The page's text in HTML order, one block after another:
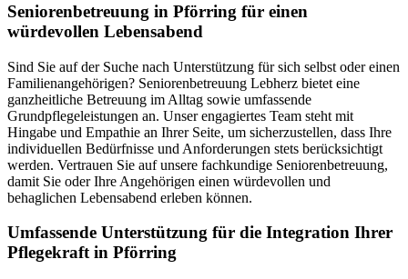
Senioren­betreuung in Pförring für einen
würdevollen Lebensabend
Sind Sie auf der Suche nach Unterstützung für sich selbst oder einen
Familienangehörigen? Seniorenbetreuung Lebherz bietet eine
ganzheitliche Betreuung im Alltag sowie umfassende
Grundpflegeleistungen an. Unser engagiertes Team steht mit
Hingabe und Empathie an Ihrer Seite, um sicherzustellen, dass Ihre
individuellen Bedürfnisse und Anforderungen stets berücksichtigt
werden. Vertrauen Sie auf unsere fachkundige Seniorenbetreuung,
damit Sie oder Ihre Angehörigen einen würdevollen und
behaglichen Lebensabend erleben können.
Umfassende Unterstützung für die Integration Ihrer
Pflegekraft in Pförring